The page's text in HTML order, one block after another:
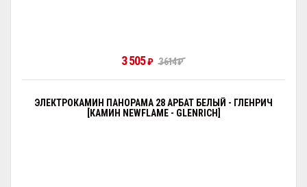
3 505₽ 3 614₽
ЭЛЕКТРОКАМИН ПАНОРАМА 28 АРБАТ БЕЛЫЙ - ГЛЕНРИЧ
[КАМИН NEWFLAME - GLENRICH]